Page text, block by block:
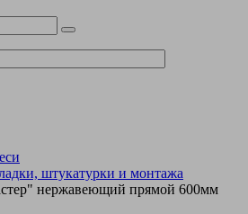
штукатурки и монтажа
нержавеющий прямой 600мм